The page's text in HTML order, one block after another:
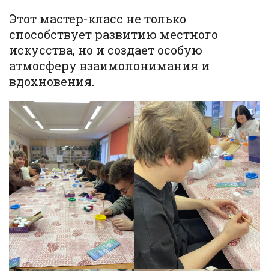
Этот мастер-класс не только
способствует развитию местного
искусства, но и создает особую
атмосферу взаимопонимания и
вдохновения.